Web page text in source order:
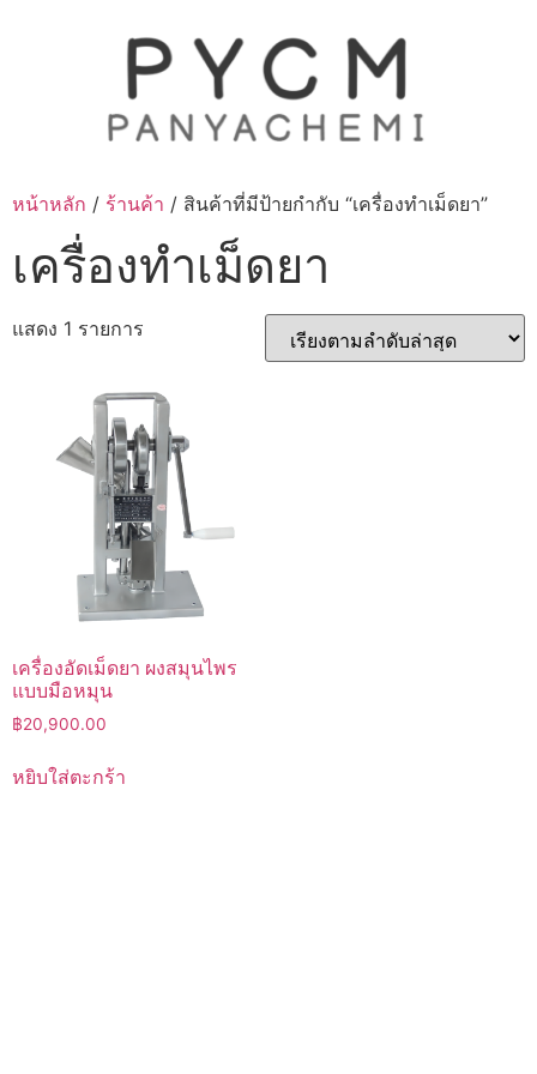
หน้าหลัก / ร้านค้า / สินค้าที่มีป้ายกำกับ “เครื่องทำเม็ดยา”
เครื่องทำเม็ดยา
แสดง 1 รายการ
เครื่องอัดเม็ดยา ผงสมุนไพร
แบบมือหมุน
฿20,900.00
หยิบใส่ตะกร้า